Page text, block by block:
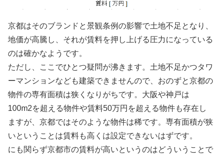
京都はそのブランドと景観条例の影響で土地不足となり、
地価が高騰し、それが賃料を押し上げる圧力になっている
のは確かなようです。
ただし、ここでひとつ疑問が沸きます。土地不足かつタワ
ーマンションなども建築できませんので、おのずと京都の
物件の専有面積は狭くなりがちです。大阪や神戸は
100m2を超える物件や賃料50万円を超える物件も存在し
ますが、京都ではそのような物件は稀です。専有面積が狭
いということは賃料も高くは設定できないはずです。
にも関らず京都市の賃料が高いというのはどういうことで